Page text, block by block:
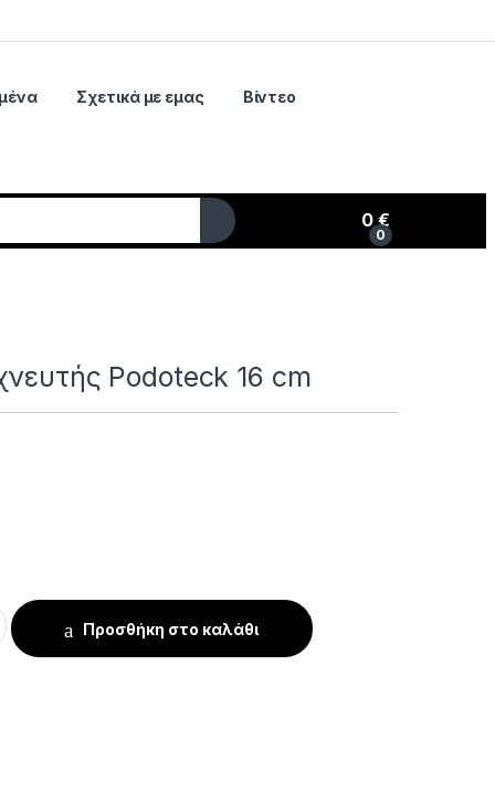
Σχετικά με εμας Βίντεο
My Account
0
0€
Podoteck 16 cm
Podoteck 16 cm quantity
Προσθήκη στο καλάθι